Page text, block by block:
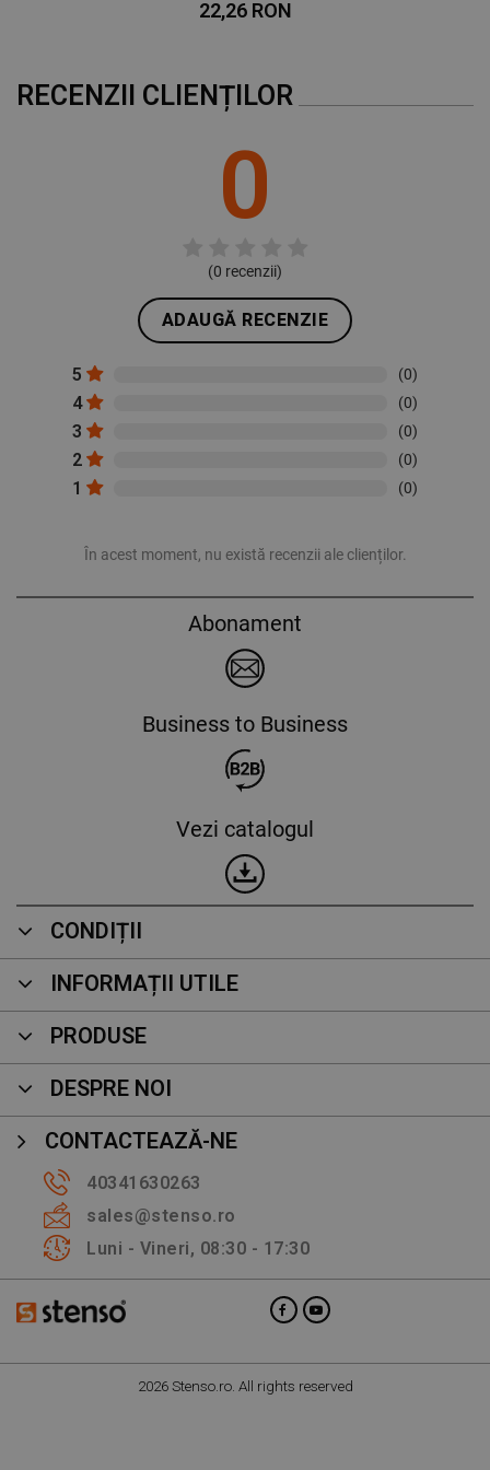
22,26 RON
RECENZII CLIENȚILOR
0
(0 recenzii)
ADAUGĂ RECENZIE
5 (0)
4 (0)
3 (0)
2 (0)
1 (0)
În acest moment, nu există recenzii ale clienților.
Abonament
Business to Business
Vezi catalogul
CONDIȚII
INFORMAȚII UTILE
PRODUSE
DESPRE NOI
CONTACTEAZĂ-NE
40341630263
sales@stenso.ro
Luni - Vineri, 08:30 - 17:30
2026 Stenso.ro. All rights reserved